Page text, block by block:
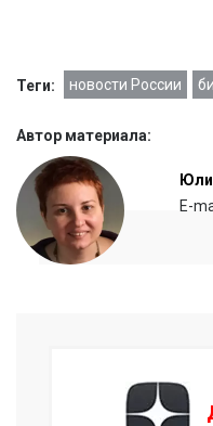
Теги: новости России
Автор материала:
E-